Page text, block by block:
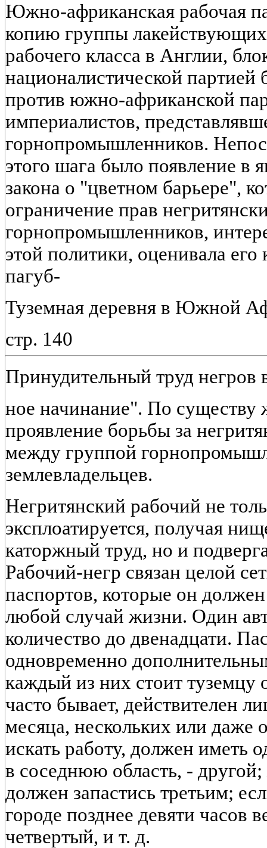
Южно-африканская рабочая
копию группы лакействующих
рабочего класса в Англии,
националистической партией
против южно-африканской
империалистов,
горнопромышленников.
этого шага было появление в
закона о "цветном барьере",
ограничение прав
горнопромышленников,
этой политики, оценивала
пагуб-
Туземная деревня в Южной
стр. 140
Принудительный труд
ное начинание". По существу
проявление борьбы за
между группой
землевладельцев.
Негритянский рабочий не
эксплоатируется, получая
каторжный труд, но и
Рабочий-негр связан целой
паспортов, которые он
любой случай жизни. Один
количество до двенадцати.
одновременно
каждый из них стоит туземцу
часто бывает, действителен
месяца, нескольких или даже
искать работу, должен иметь
в соседнюю область, -
должен запастись третьим;
городе позднее девяти часов
четвертый, и т. д.